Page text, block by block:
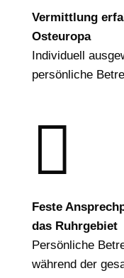
Vermittlung
Osteuropa
Individuell
persönliche

Feste
das Ruhrgebiet
Persönliche
während der